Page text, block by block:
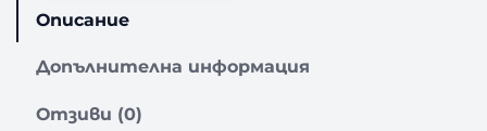
О
и
Описание
Допълнителна информация
Отзиви (0)